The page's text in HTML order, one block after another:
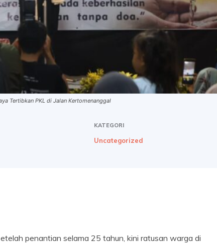
Tertibkan PKL di Jalan Kertomenanggal
KATEGORI
Uncategorized
penantian selama 25 tahun, kini ratusan warga di